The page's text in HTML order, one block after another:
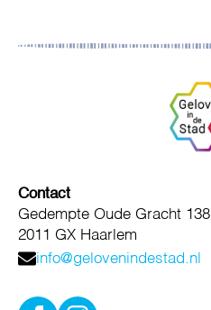
Contact
Gedempte Oude Gracht 138
2011 GX Haarlem
info@gelovenindestad.nl